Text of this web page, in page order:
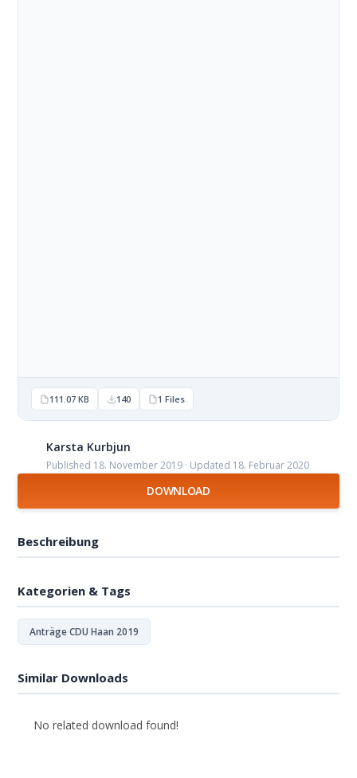
111.07 KB 140 1 Files
Karsta Kurbjun
Published 18. November 2019 · Updated 18. Februar 2020
DOWNLOAD
Beschreibung
Kategorien & Tags
Anträge CDU Haan 2019
Similar Downloads
No related download found!